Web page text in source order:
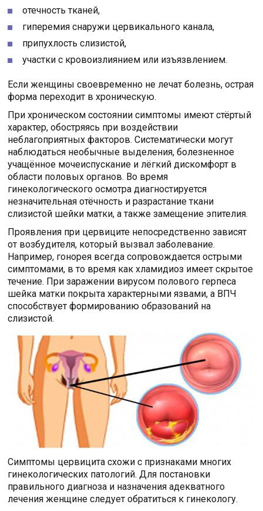
отечность тканей,
гиперемия снаружи цервикального канала,
припухлость слизистой,
участки с кровоизлиянием или изъязвлением.
Если женщины своевременно не лечат болезнь, острая
форма переходит в хроническую.
При хроническом состоянии симптомы имеют стёртый
характер, обостряясь при воздействии
неблагоприятных факторов. Систематически могут
наблюдаться необычные выделения, болезненное
учащённое мочеиспускание и лёгкий дискомфорт в
области половых органов. Во время
гинекологического осмотра диагностируется
незначительная отёчность и разрастание ткани
слизистой шейки матки, а также замещение эпителия.
Проявления при цервиците непосредственно зависят
от возбудителя, который вызвал заболевание.
Например, гонорея всегда сопровождается острыми
симптомами, в то время как хламидиоз имеет скрытое
течение. При заражении вирусом полового герпеса
шейка матки покрыта характерными язвами, а ВПЧ
способствует формированию образований на
слизистой.
Симптомы цервицита схожи с признаками многих
гинекологических патологий. Для постановки
правильного диагноза и назначения адекватного
лечения женщине следует обратиться к гинекологу.